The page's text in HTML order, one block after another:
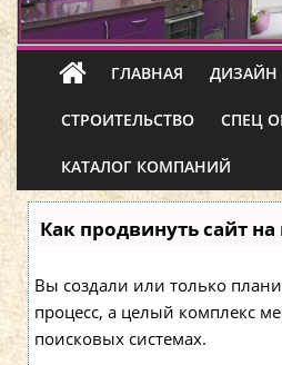
ГЛАВНАЯ ДИЗАЙН
СТРОИТЕЛЬСТВО СПЕЦ
КАТАЛОГ КОМПАНИЙ
Как продвинуть сайт
Вы создали или только
процесс, а целый комплекс
поисковых системах.